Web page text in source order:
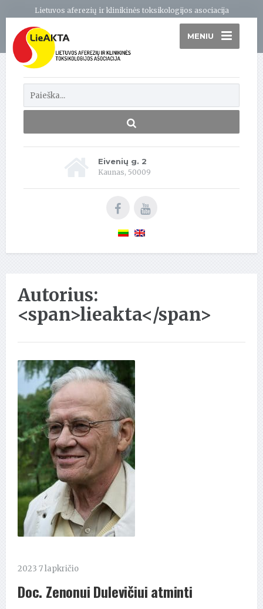
Lietuvos aferezių ir klinikinės toksikologijos asociacija
MENIU
Eivenių g. 2
Kaunas, 50009
Autorius:
<span>lieakta</span>
2023 7 lapkričio
Doc. Zenonui Dulevičiui atminti